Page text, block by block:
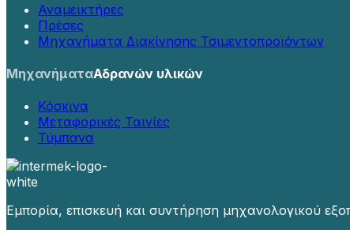
Αναμεικτήρες
Πρέσες
Μηχανήματα Διακίνησης Τσιμεντοπροϊόντων
ΜηχανήματαΑδρανών υλικών
Κόσκινα
Μεταφορικές Ταινίες
Τύμπανα
Εμπορία, επισκευή και συντήρηση μηχανολογικού